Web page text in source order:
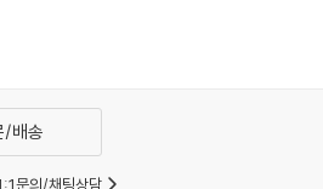
/배송
문의/채팅상담